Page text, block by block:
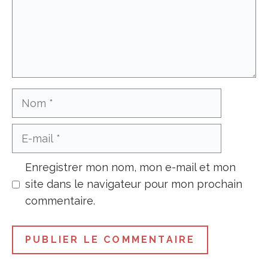
Enregistrer mon nom, mon e-mail et mon
site dans le navigateur pour mon prochain
commentaire.